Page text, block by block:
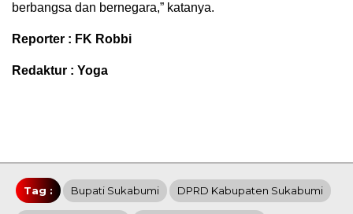
berbangsa dan bernegara,” katanya.
Reporter : FK Robbi
Redaktur : Yoga
Tag : Bupati Sukabumi DPRD Kabupaten Sukabumi